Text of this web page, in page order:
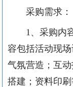
采购需求：
1、采购内
容包括活动现
气氛营造；互
搭建；资料印